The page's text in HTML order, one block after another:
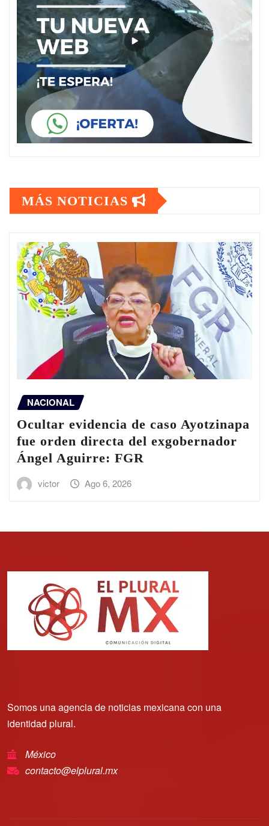
MÁS NOTICIAS
NACIONAL
Ocultar evidencia de caso Ayotzinapa
fue orden directa del exgobernador
Ángel Aguirre: FGR
victor Ago 6, 2026
Somos una agencia de noticias mexicana con una
identidad plural.
México
contacto@elplural.mx